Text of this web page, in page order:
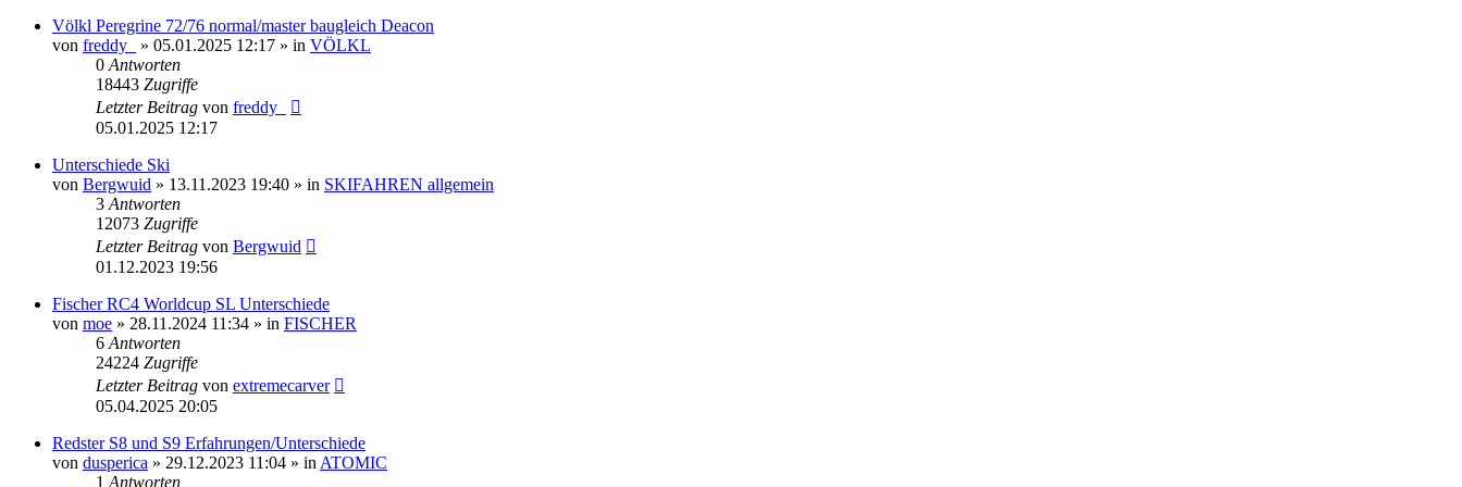
Völkl Peregrine 72/76 normal/master baugleich Deacon
von freddy_ » 05.01.2025 12:17 » in VÖLKL
0 Antworten
18443 Zugriffe
Letzter Beitrag von freddy_
05.01.2025 12:17
Unterschiede Ski
von Bergwuid » 13.11.2023 19:40 » in SKIFAHREN allgemein
3 Antworten
12073 Zugriffe
Letzter Beitrag von Bergwuid
01.12.2023 19:56
Fischer RC4 Worldcup SL Unterschiede
von moe » 28.11.2024 11:34 » in FISCHER
6 Antworten
24224 Zugriffe
Letzter Beitrag von extremecarver
05.04.2025 20:05
Redster S8 und S9 Erfahrungen/Unterschiede
von dusperica » 29.12.2023 11:04 » in ATOMIC
1 Antworten